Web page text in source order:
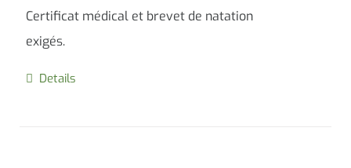
Certificat médical et brevet de natation
exigés.
Details